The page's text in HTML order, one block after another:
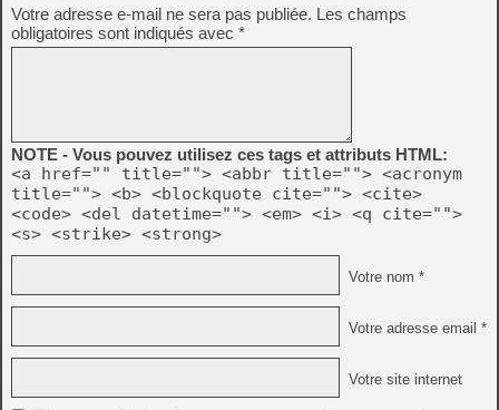
Votre adresse e-mail ne sera pas publiée. Les champs
obligatoires sont indiqués avec *
NOTE - Vous pouvez utilisez ces tags et attributs HTML:
<a href="" title=""> <abbr title=""> <acronym
title=""> <b> <blockquote cite=""> <cite>
<code> <del datetime=""> <em> <i> <q cite="">
<s> <strike> <strong>
Votre nom *
Votre adresse email *
Votre site internet